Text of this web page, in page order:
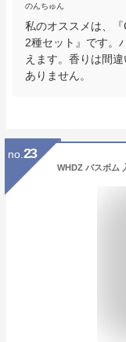
のんちゅん
私のオススメは、
2種セット』です。
えます。香りは間
ありません。
no. 23